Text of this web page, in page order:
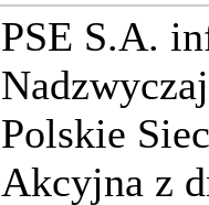
PSE S.A.
Polskie
Akcyjna z